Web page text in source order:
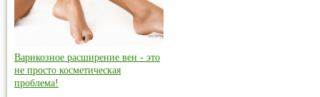
Варикозное расширение вен - это
не просто косметическая
проблема!